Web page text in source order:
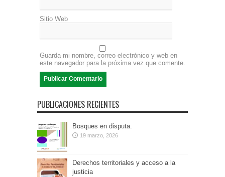
Sitio Web
Guarda mi nombre, correo electrónico y web en
este navegador para la próxima vez que comente.
PUBLICACIONES RECIENTES
Bosques en disputa.
19 marzo, 2026
Derechos territoriales y acceso a la
justicia